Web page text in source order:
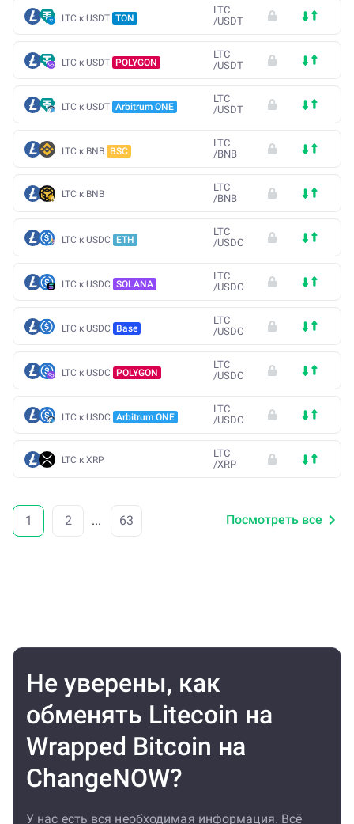
LTC к USDT TON
LTC
/USDT
LTC к USDT POLYGON
LTC
/USDT
LTC к USDT Arbitrum ONE
LTC
/USDT
LTC к BNB BSC
LTC
/BNB
LTC к BNB
LTC
/BNB
LTC к USDC ETH
LTC
/USDC
LTC к USDC SOLANA
LTC
/USDC
LTC к USDC Base
LTC
/USDC
LTC к USDC POLYGON
LTC
/USDC
LTC к USDC Arbitrum ONE
LTC
/USDC
LTC к XRP
LTC
/XRP
1 2 ... 63 Посмотреть все
Не уверены, как
обменять Litecoin на
Wrapped Bitcoin на
ChangeNOW?
У нас есть вся необходимая информация. Всё